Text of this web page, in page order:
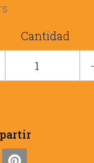
Cantidad